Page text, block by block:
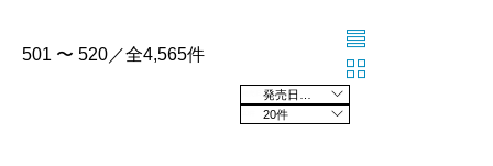
501 〜 520／全4,565件
20件